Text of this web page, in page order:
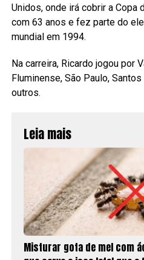
Unidos, onde irá cobrir a Copa
com 63 anos e fez parte do
mundial em 1994.
Na carreira, Ricardo jogou por
Fluminense, São Paulo,
outros.
Leia mais
Misturar gota de mel com